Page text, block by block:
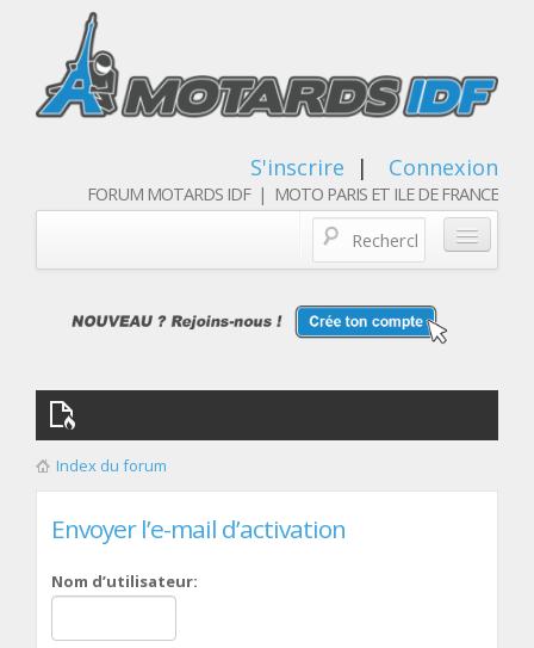
S'inscrire | Connexion
FORUM MOTARDS IDF | MOTO PARIS ET ILE DE FRANCE
Qui sommes nous
Les membres
Index du forum
Envoyer l’e-mail d’activation
Nom d’utilisateur: